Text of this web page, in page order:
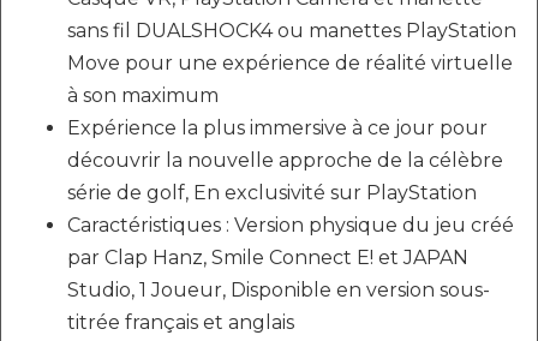
sans fil DUALSHOCK4 ou manettes PlayStation
Move pour une expérience de réalité virtuelle
à son maximum
Expérience la plus immersive à ce jour pour
découvrir la nouvelle approche de la célèbre
série de golf, En exclusivité sur PlayStation
Caractéristiques : Version physique du jeu créé
par Clap Hanz, Smile Connect E! et JAPAN
Studio, 1 Joueur, Disponible en version sous-
titrée français et anglais